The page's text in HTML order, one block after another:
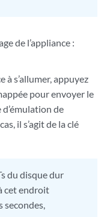
de l’appliance :
à s’allumer, appuyez
pour envoyer le
de
il s’agit de la clé
du disque dur
cet endroit
secondes,